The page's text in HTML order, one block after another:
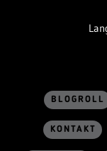
BLOGROLL
KONTAKT